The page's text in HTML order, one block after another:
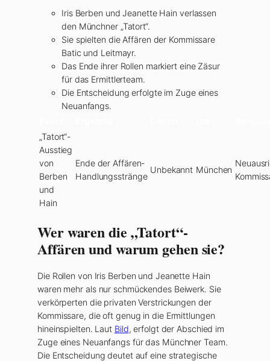
Iris Berben und Jeanette Hain verlassen
den Münchner „Tatort“.
Sie spielten die Affären der Kommissare
Batic und Leitmayr.
Das Ende ihrer Rollen markiert eine Zäsur
für das Ermittlerteam.
Die Entscheidung erfolgte im Zuge eines
Neuanfangs.
„Tatort“-
Ausstieg
von
Berben
und
Hain
Ende der Affären-
Handlungsstränge
Unbekannt München
Wer waren die „Tatort“-
Affären und warum gehen sie?
Die Rollen von Iris Berben und Jeanette Hain
waren mehr als nur schmückendes Beiwerk. Sie
verkörperten die privaten Verstrickungen der
Kommissare, die oft genug in die Ermittlungen
hineinspielten. Laut Bild, erfolgt der Abschied im
Zuge eines Neuanfangs für das Münchner Team.
Die Entscheidung deutet auf eine strategische